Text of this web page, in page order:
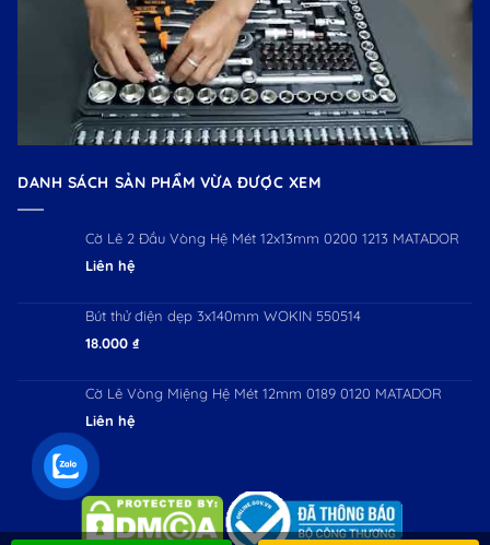
DANH SÁCH SẢN PHẨM VỪA ĐƯỢC XEM
Cờ Lê 2 Đầu Vòng Hệ Mét 12x13mm 0200 1213 MATADOR
Liên hệ
Bút thử điện dẹp 3x140mm WOKIN 550514
18.000 ₫
Cờ Lê Vòng Miệng Hệ Mét 12mm 0189 0120 MATADOR
Liên hệ